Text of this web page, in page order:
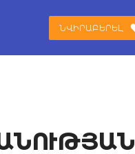
ՆՎԻՐԱԲԵՐԵԼ